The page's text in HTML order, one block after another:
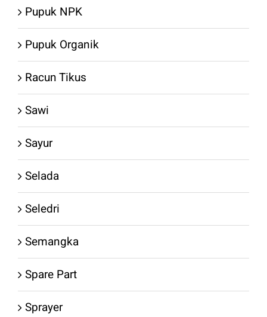
Pupuk NPK
Pupuk Organik
Racun Tikus
Sawi
Sayur
Selada
Seledri
Semangka
Spare Part
Sprayer